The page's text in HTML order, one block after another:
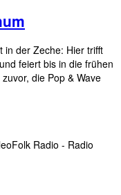
in der Zeche: Hier trifft
feiert bis in die frühen
die Pop & Wave
Radio - Radio